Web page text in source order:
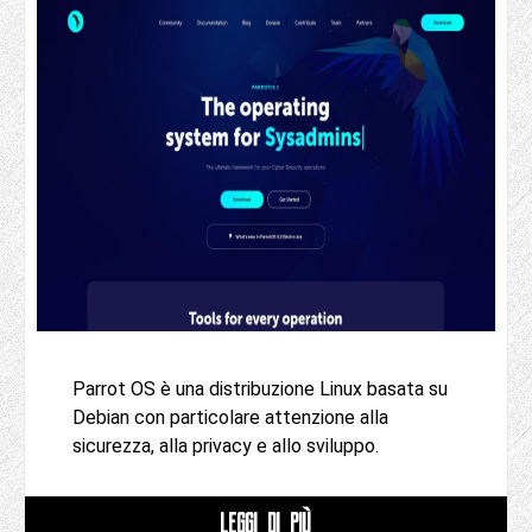
Parrot OS è una distribuzione Linux basata su
Debian con particolare attenzione alla
sicurezza, alla privacy e allo sviluppo.
LEGGI DI PIÙ